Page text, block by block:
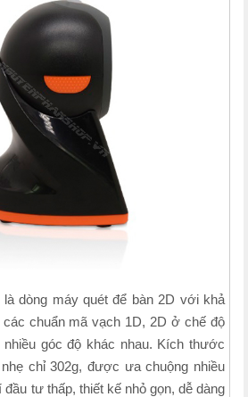
dòng máy quét để bàn 2D với khả
chuẩn mã vạch 1D, 2D ở chế độ
góc độ khác nhau. Kích thước
chỉ 302g, được ưa chuộng nhiều
đầu tư thấp, thiết kế nhỏ gọn, dễ dàng